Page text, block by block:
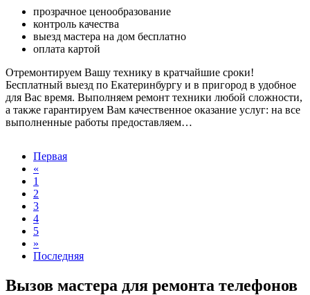
прозрачное ценообразование
контроль качества
выезд мастера на дом бесплатно
оплата картой
Отремонтируем Вашу технику в кратчайшие сроки!
Бесплатный выезд по Екатеринбургу и в пригород в удобное
для Вас время. Выполняем ремонт техники любой сложности,
а также гарантируем Вам качественное оказание услуг: на все
выполненные работы предоставляем…
Первая
«
1
2
3
4
5
»
Последняя
Вызов мастера для ремонта телефонов